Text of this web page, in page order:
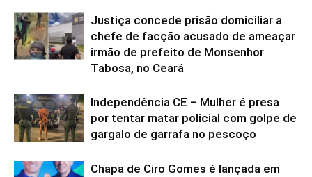
Justiça concede prisão domiciliar a
chefe de facção acusado de ameaçar
irmão de prefeito de Monsenhor
Tabosa, no Ceará
Independência CE – Mulher é presa
por tentar matar policial com golpe de
gargalo de garrafa no pescoço
Chapa de Ciro Gomes é lançada em